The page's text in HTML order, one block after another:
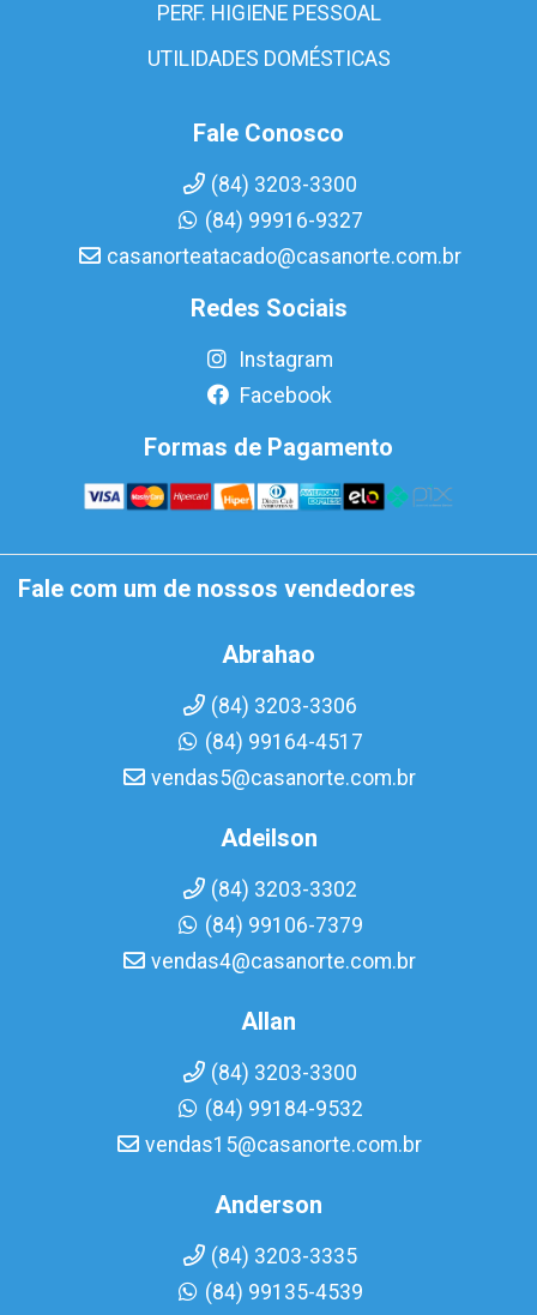
PERF. HIGIENE PESSOAL
UTILIDADES DOMÉSTICAS
Fale Conosco
(84) 3203-3300
(84) 99916-9327
casanorteatacado@casanorte.com.br
Redes Sociais
Instagram
Facebook
Formas de Pagamento
Fale com um de nossos vendedores
Abrahao
(84) 3203-3306
(84) 99164-4517
vendas5@casanorte.com.br
Adeilson
(84) 3203-3302
(84) 99106-7379
vendas4@casanorte.com.br
Allan
(84) 3203-3300
(84) 99184-9532
vendas15@casanorte.com.br
Anderson
(84) 3203-3335
(84) 99135-4539